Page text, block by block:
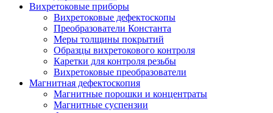
Вихретоковые приборы
Вихретоковые дефектоскопы
Преобразователи Константа
Меры толщины покрытий
Образцы вихретокового контроля
Каретки для контроля резьбы
Вихретоковые преобразователи
Магнитная дефектоскопия
Магнитные порошки и концентраты
Магнитные суспензии